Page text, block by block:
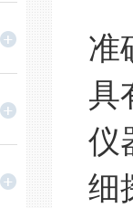
准
具
仪
细